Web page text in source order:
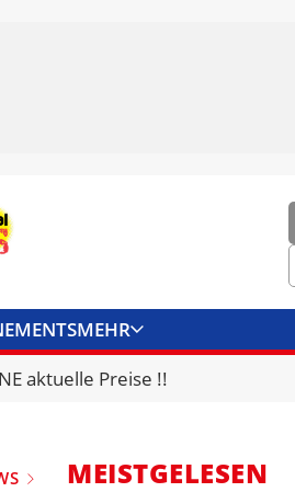
MEHR
KONTAKT
aktuelle Preise !!
MEISTGELESEN